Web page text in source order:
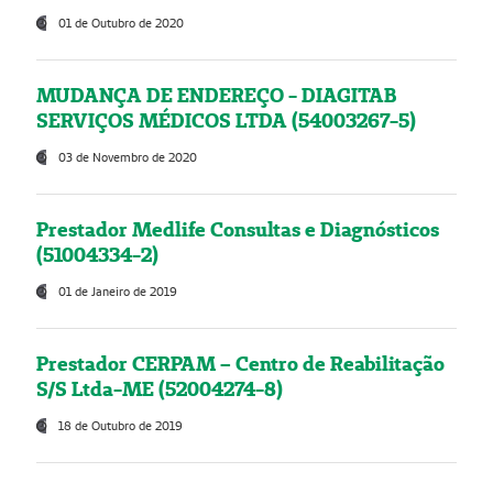
01 de Outubro de 2020
MUDANÇA DE ENDEREÇO - DIAGITAB
SERVIÇOS MÉDICOS LTDA (54003267-5)
03 de Novembro de 2020
Prestador Medlife Consultas e Diagnósticos
(51004334-2)
01 de Janeiro de 2019
Prestador CERPAM – Centro de Reabilitação
S/S Ltda-ME (52004274-8)
18 de Outubro de 2019